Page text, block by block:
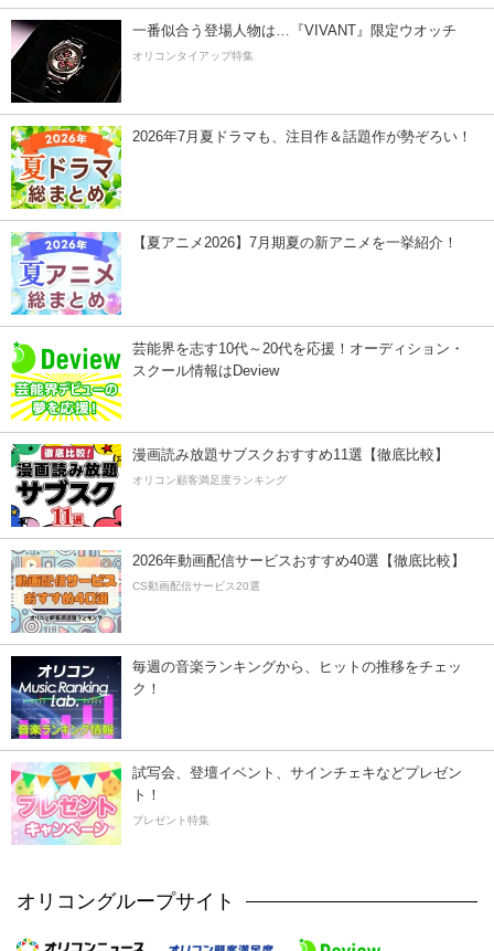
一番似合う登場人物は…『VIVANT』限定ウオッチ
オリコンタイアップ特集
2026年7月夏ドラマも、注目作＆話題作が勢ぞろい！
【夏アニメ2026】7月期夏の新アニメを一挙紹介！
芸能界を志す10代～20代を応援！オーディション・
スクール情報はDeview
漫画読み放題サブスクおすすめ11選【徹底比較】
オリコン顧客満足度ランキング
2026年動画配信サービスおすすめ40選【徹底比較】
CS動画配信サービス20選
毎週の音楽ランキングから、ヒットの推移をチェッ
ク！
試写会、登壇イベント、サインチェキなどプレゼン
ト！
プレゼント特集
オリコングループサイト